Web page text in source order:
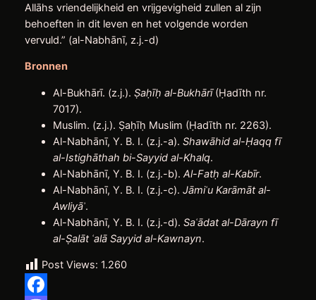
Allāhs vriendelijkheid en vrijgevigheid zullen al zijn
behoeften in dit leven en het volgende worden
vervuld.” (al-Nabhānī, z.j.-d)
Bronnen
Al-Bukhārī. (z.j.). Ṣaḥīḥ al-Bukhārī(Ḥadīth nr.
7017).
Muslim. (z.j.). Ṣaḥīḥ Muslim (Ḥadīth nr. 2263).
Al-Nabhānī, Y. B. I. (z.j.-a). Shawāhid al-Ḥaqq fī
al-Istighāthah bi-Sayyid al-Khalq.
Al-Nabhānī, Y. B. I. (z.j.-b). Al-Fatḥ al-Kabīr.
Al-Nabhānī, Y. B. I. (z.j.-c). Jāmiʿu Karāmāt al-
Awliyāʾ.
Al-Nabhānī, Y. B. I. (z.j.-d). Saʿādat al-Dārayn fī
al-Ṣalāt ʿalāSayyid al-Kawnayn.
Post Views: 1.260